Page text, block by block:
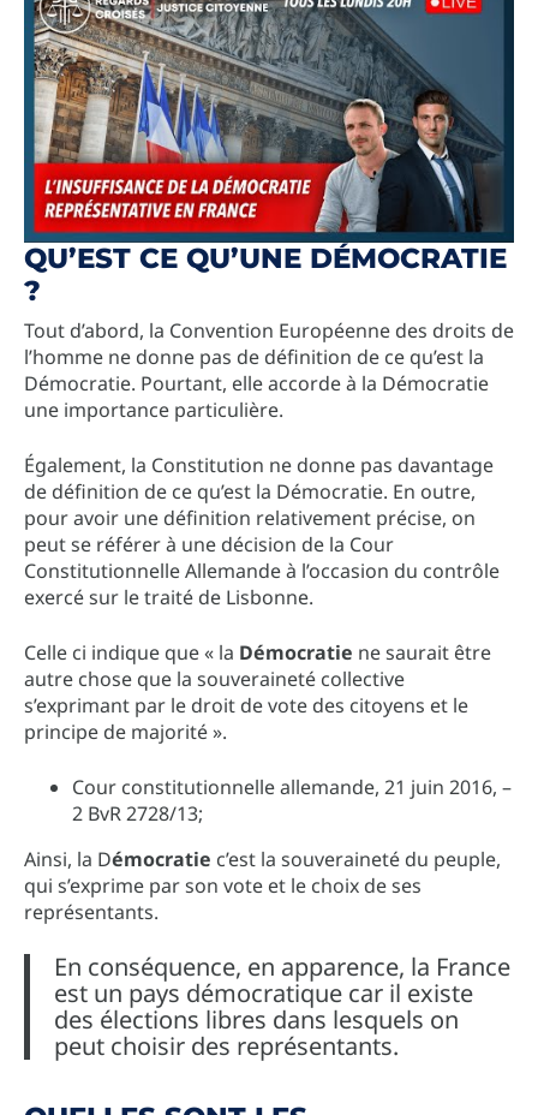
QU’EST CE QU’UNE DÉMOCRATIE
?
Tout d’abord, la Convention Européenne des droits de
l’homme ne donne pas de définition de ce qu’est la
Démocratie. Pourtant, elle accorde à la Démocratie
une importance particulière.
Également, la Constitution ne donne pas davantage
de définition de ce qu’est la Démocratie. En outre,
pour avoir une définition relativement précise, on
peut se référer à une décision de la Cour
Constitutionnelle Allemande à l’occasion du contrôle
exercé sur le traité de Lisbonne.
Celle ci indique que « la Démocratie ne saurait être
autre chose que la souveraineté collective
s’exprimant par le droit de vote des citoyens et le
principe de majorité ».
Cour constitutionnelle allemande, 21 juin 2016, –
2 BvR 2728/13;
Ainsi, la Démocratie c’est la souveraineté du peuple,
qui s’exprime par son vote et le choix de ses
représentants.
En conséquence, en apparence, la France
est un pays démocratique car il existe
des élections libres dans lesquels on
peut choisir des représentants.